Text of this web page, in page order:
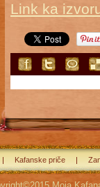
Link ka
Kafanske priče